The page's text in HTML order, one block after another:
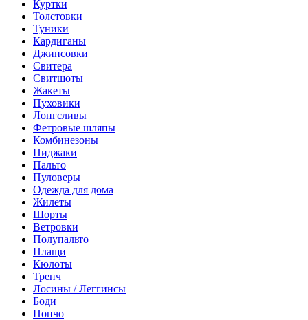
Куртки
Толстовки
Туники
Кардиганы
Джинсовки
Свитера
Свитшоты
Жакеты
Пуховики
Лонгсливы
Фетровые шляпы
Комбинезоны
Пиджаки
Пальто
Пуловеры
Одежда для дома
Жилеты
Шорты
Ветровки
Полупальто
Плащи
Кюлоты
Тренч
Лосины / Леггинсы
Боди
Пончо